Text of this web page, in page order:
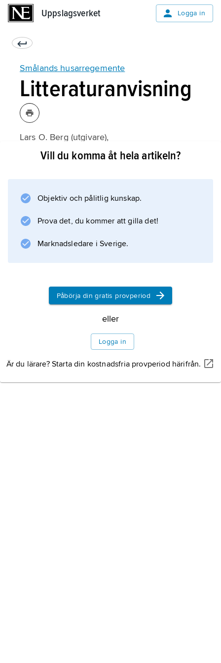
Uppslagsverket Logga in
Smålands husarregemente
Litteraturanvisning
Lars O. Berg (utgivare),
Kungl. Smålands husarregementes historia
Vill du komma åt hela artikeln?
Objektiv och pålitlig kunskap.
Prova det, du kommer att gilla det!
Marknadsledare i Sverige.
Påbörja din gratis provperiod
eller
Logga in
Är du lärare? Starta din kostnadsfria provperiod härifrån.